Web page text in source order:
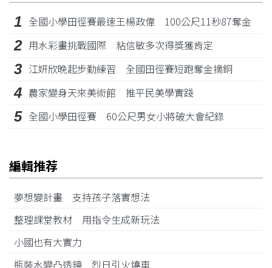
1 全國小學田徑賽最速王楊政偉 100公尺11秒87奪金
2 用水彩畫挑戰國際 粘信敏多次得獎獲肯定
3 江姸欣晚起步勤練習 全國田徑賽短跑奪金摘銅
4 農家變身天來美術館 推平民美學實踐
5 全國小學田徑賽 60公尺男女小將破大會紀錄
編輯推荐
夢想變計畫 支持孩子落實想法
整理課堂教材 用指令生成新玩法
小國也有大實力
瓶裝水變凸透鏡 烈日引火燒車